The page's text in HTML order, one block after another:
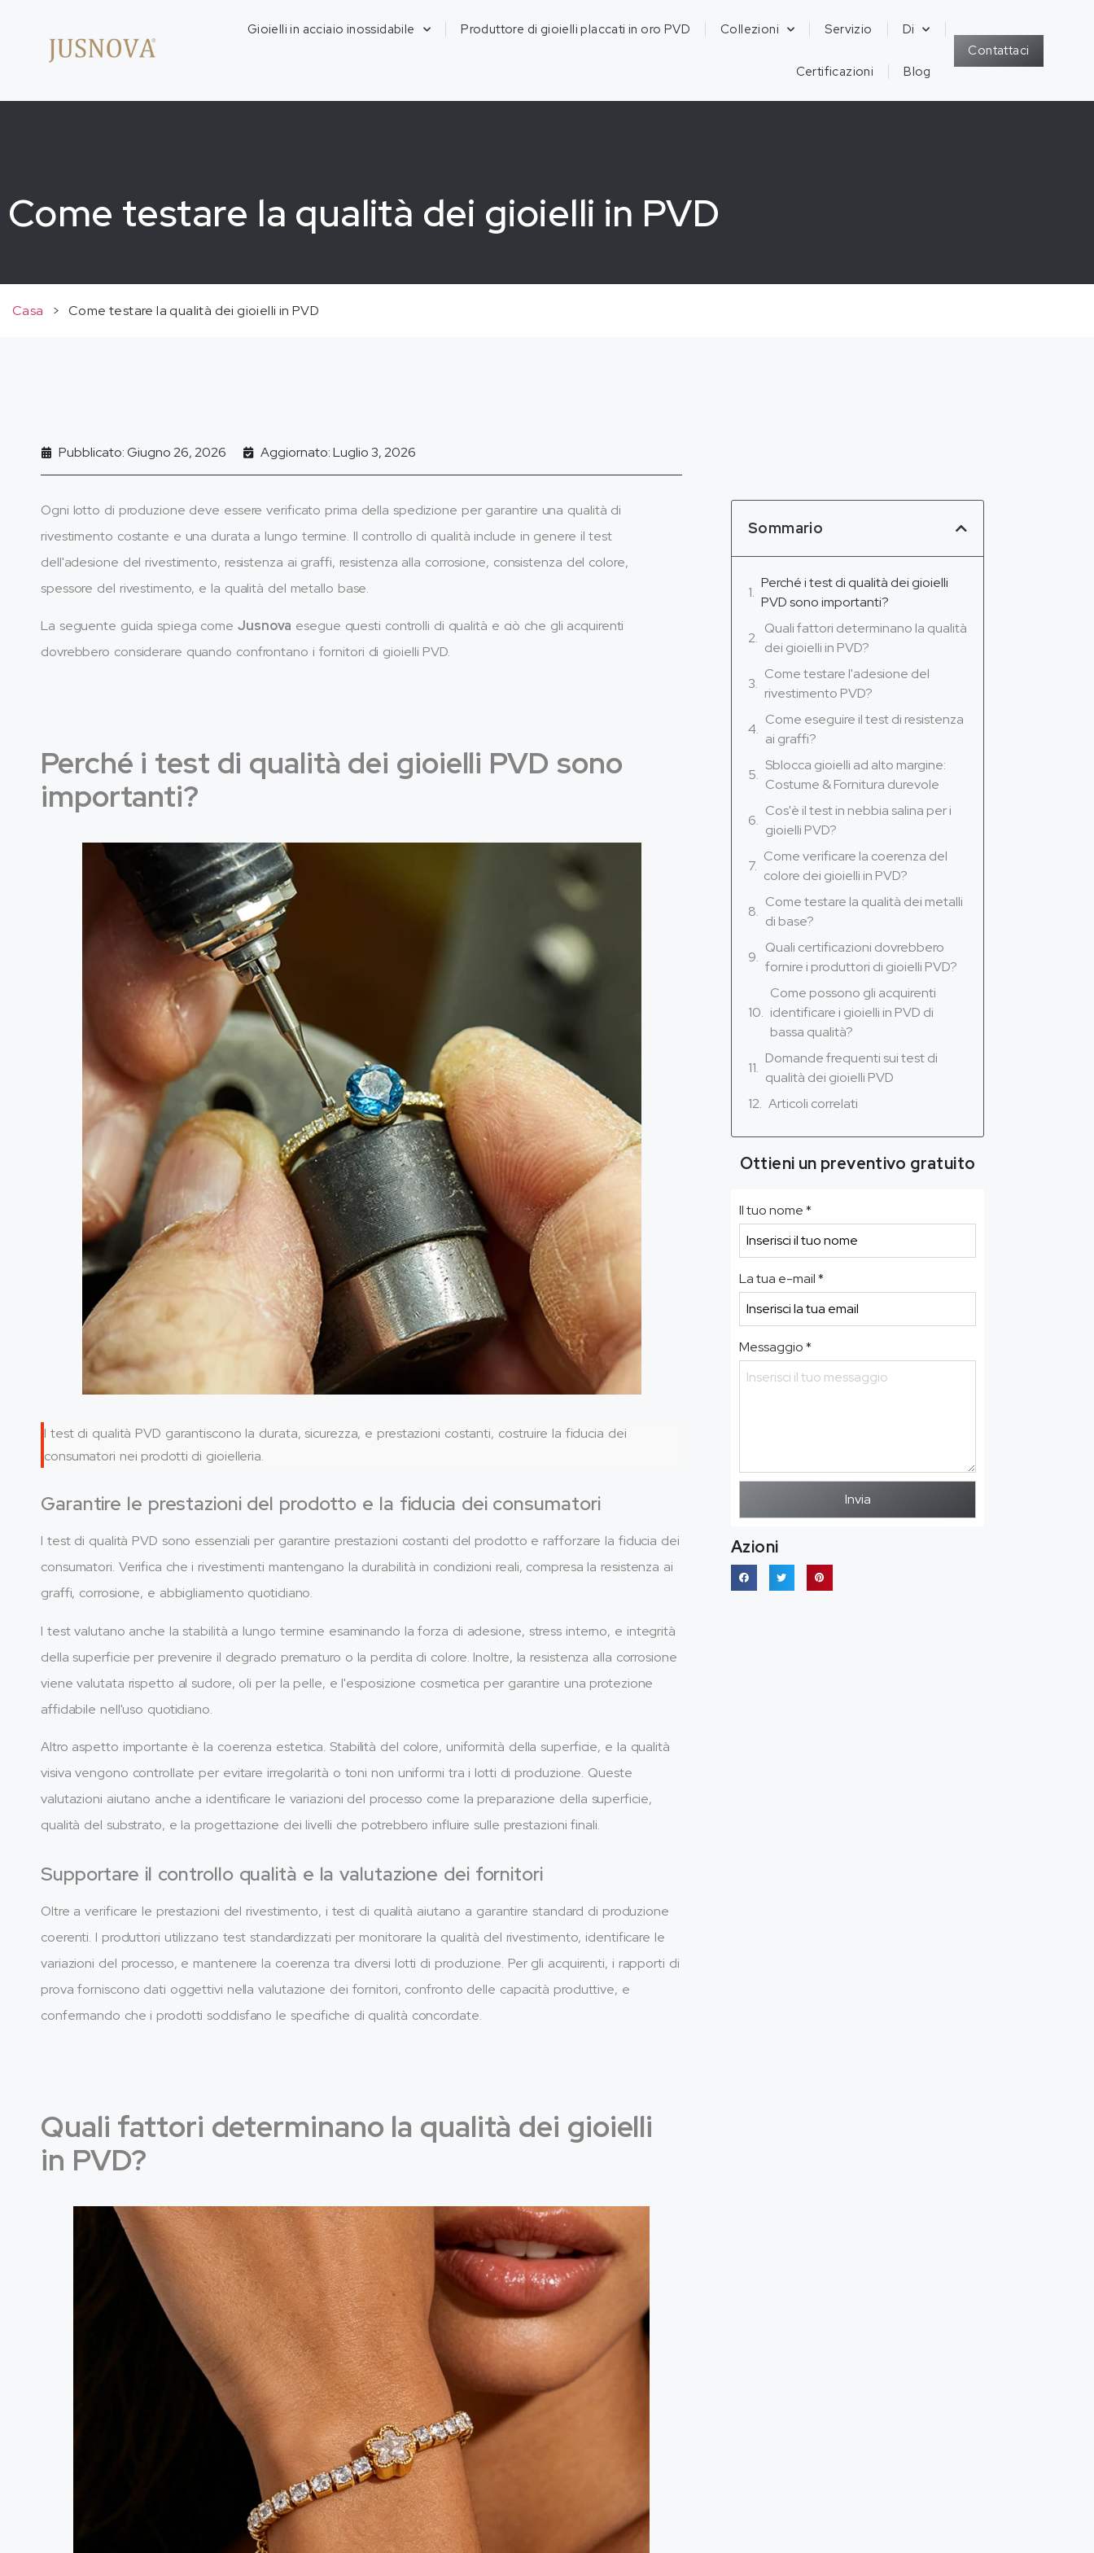
Gioielli in acciaio inossidabile Produttore di gioielli placcati in oro PVD Collezioni Servizio Di
Certificazioni Blog
Contattaci
Come testare la qualità dei gioielli in PVD
Casa > Come testare la qualità dei gioielli in PVD
Pubblicato: Giugno 26, 2026 Aggiornato: Luglio 3, 2026
Ogni lotto di produzione deve essere verificato prima della spedizione per garantire una qualità di
rivestimento costante e una durata a lungo termine. Il controllo di qualità include in genere il test
dell'adesione del rivestimento, resistenza ai graffi, resistenza alla corrosione, consistenza del colore,
spessore del rivestimento, e la qualità del metallo base.
La seguente guida spiega come Jusnova esegue questi controlli di qualità e ciò che gli acquirenti
dovrebbero considerare quando confrontano i fornitori di gioielli PVD.
Perché i test di qualità dei gioielli PVD sono
importanti?
I test di qualità PVD garantiscono la durata, sicurezza, e prestazioni costanti, costruire la fiducia dei
consumatori nei prodotti di gioielleria.
Garantire le prestazioni del prodotto e la fiducia dei consumatori
I test di qualità PVD sono essenziali per garantire prestazioni costanti del prodotto e rafforzare la fiducia dei
consumatori. Verifica che i rivestimenti mantengano la durabilità in condizioni reali, compresa la resistenza ai
graffi, corrosione, e abbigliamento quotidiano.
I test valutano anche la stabilità a lungo termine esaminando la forza di adesione, stress interno, e integrità
della superficie per prevenire il degrado prematuro o la perdita di colore. Inoltre, la resistenza alla corrosione
viene valutata rispetto al sudore, oli per la pelle, e l'esposizione cosmetica per garantire una protezione
affidabile nell'uso quotidiano.
Altro aspetto importante è la coerenza estetica. Stabilità del colore, uniformità della superficie, e la qualità
visiva vengono controllate per evitare irregolarità o toni non uniformi tra i lotti di produzione. Queste
valutazioni aiutano anche a identificare le variazioni del processo come la preparazione della superficie,
qualità del substrato, e la progettazione dei livelli che potrebbero influire sulle prestazioni finali.
Supportare il controllo qualità e la valutazione dei fornitori
Oltre a verificare le prestazioni del rivestimento, i test di qualità aiutano a garantire standard di produzione
coerenti. I produttori utilizzano test standardizzati per monitorare la qualità del rivestimento, identificare le
variazioni del processo, e mantenere la coerenza tra diversi lotti di produzione. Per gli acquirenti, i rapporti di
prova forniscono dati oggettivi nella valutazione dei fornitori, confronto delle capacità produttive, e
confermando che i prodotti soddisfano le specifiche di qualità concordate.
Quali fattori determinano la qualità dei gioielli
in PVD?
Sommario
Perché i test di qualità dei gioielli
PVD sono importanti?
Quali fattori determinano la qualità
dei gioielli in PVD?
Come testare l'adesione del
rivestimento PVD?
Come eseguire il test di resistenza
ai graffi?
Sblocca gioielli ad alto margine:
Costume & Fornitura durevole
Cos'è il test in nebbia salina per i
gioielli PVD?
Come verificare la coerenza del
colore dei gioielli in PVD?
Come testare la qualità dei metalli
di base?
Quali certificazioni dovrebbero
fornire i produttori di gioielli PVD?
Come possono gli acquirenti
identificare i gioielli in PVD di
bassa qualità?
Domande frequenti sui test di
qualità dei gioielli PVD
Articoli correlati
Ottieni un preventivo gratuito
Il tuo nome*
La tua e-mail*
Messaggio*
Invia
Azioni